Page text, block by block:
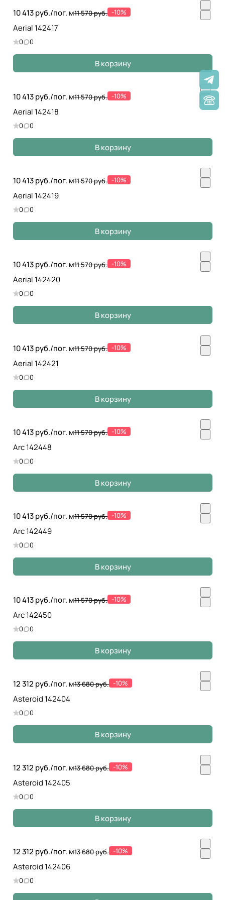
10 413 руб./пог. м11 570 руб. -10%
Aerial 142417
0 0
В корзину
10 413 руб./пог. м11 570 руб. -10%
Aerial 142418
0 0
В корзину
10 413 руб./пог. м11 570 руб. -10%
Aerial 142419
0 0
В корзину
10 413 руб./пог. м11 570 руб. -10%
Aerial 142420
0 0
В корзину
10 413 руб./пог. м11 570 руб. -10%
Aerial 142421
0 0
В корзину
10 413 руб./пог. м11 570 руб. -10%
Arc 142448
0 0
В корзину
10 413 руб./пог. м11 570 руб. -10%
Arc 142449
0 0
В корзину
10 413 руб./пог. м11 570 руб. -10%
Arc 142450
0 0
В корзину
12 312 руб./пог. м13 680 руб. -10%
Asteroid 142404
0 0
В корзину
12 312 руб./пог. м13 680 руб. -10%
Asteroid 142405
0 0
В корзину
12 312 руб./пог. м13 680 руб. -10%
Asteroid 142406
0 0